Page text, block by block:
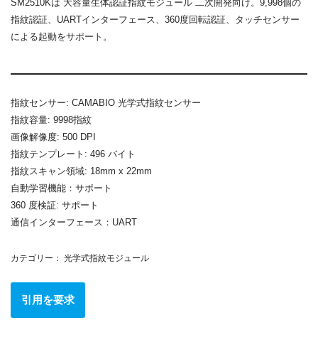
SM2510Kは 大容量生体認証指紋モジュール 二次開発向け。9,998個の
指紋認証、UARTインターフェース、360度回転認証、タッチセンサー
による起動をサポート。
指紋センサー: CAMABIO 光学式指紋センサー
指紋容量: 9998指紋
画像解像度: 500 DPI
指紋テンプレート: 496 バイト
指紋スキャン領域: 18mm x 22mm
自動学習機能：サポート
360 度検証: サポート
通信インターフェース：UART
カテゴリー： 光学式指紋モジュール
引用を要求